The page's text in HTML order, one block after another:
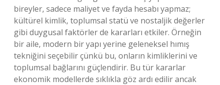
bireyler, sadece maliyet ve fayda hesabı yapmaz;
kültürel kimlik, toplumsal statü ve nostaljik değerler
gibi duygusal faktörler de kararları etkiler. Örneğin
bir aile, modern bir yapı yerine geleneksel hımış
tekniğini seçebilir çünkü bu, onların kimliklerini ve
toplumsal bağlarını güçlendirir. Bu tür kararlar
ekonomik modellerde sıklıkla göz ardı edilir ancak